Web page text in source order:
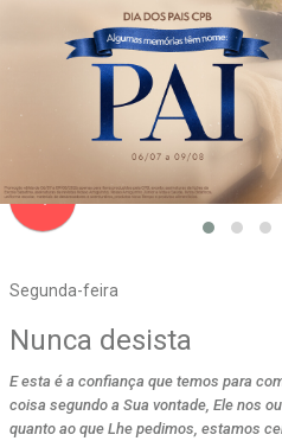
Segunda-feira
navigate_before
Nunca desista
E esta é a confiança que temos para
coisa segundo a Sua vontade, Ele nos
quanto ao que Lhe pedimos, estamos